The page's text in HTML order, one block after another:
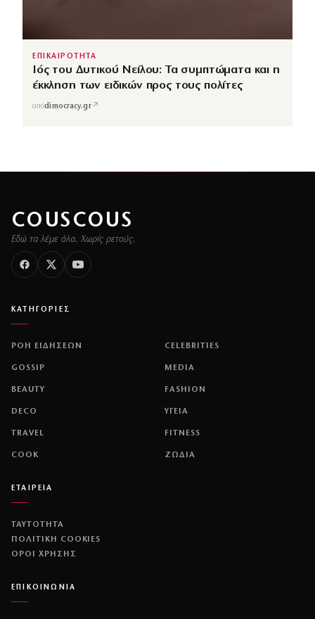
ΕΠΙΚΑΙΡΟΤΗΤΑ
Ιός του Δυτικού Νείλου: Τα συμπτώματα και η
έκκληση των ειδικών προς τους πολίτες
απόdimocracy.gr↗
COUSCOUS
Εδώ τα λέμε όλα. Χωρίς ρετούς.
ΚΑΤΗΓΟΡΙΕΣ
ΡΟΗ ΕΙΔΗΣΕΩΝ CELEBRITIES
GOSSIP MEDIA
BEAUTY FASHION
DECO ΥΓΕΙΑ
TRAVEL FITNESS
COOK ΖΩΔΙΑ
ΕΤΑΙΡΕΙΑ
ΤΑΥΤΟΤΗΤΑ
ΠΟΛΙΤΙΚΉ COOKIES
ΌΡΟΙ ΧΡΉΣΗΣ
ΕΠΙΚΟΙΝΩΝΙΑ